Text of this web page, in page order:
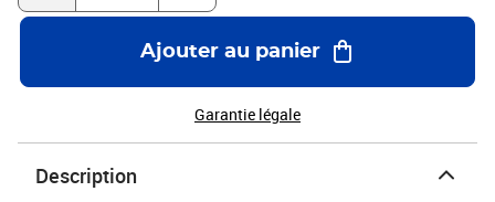
Ajouter au panier
Garantie légale
Description